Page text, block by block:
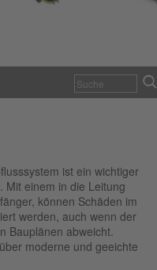
ist ein wichtiger
Mit einem in die Leitung
können Schäden im
werden, auch wenn der
Bauplänen abweicht.
moderne und geeichte